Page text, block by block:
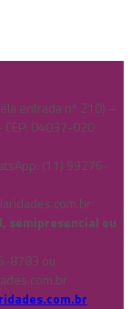
entrada nº 210) –
CEP: 04037-020
(11) 99276-
semipresencial ou
8783 ou